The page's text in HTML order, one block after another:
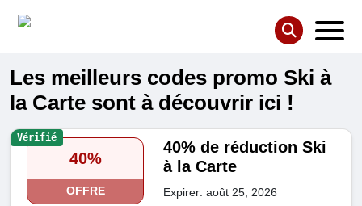
Les meilleurs codes promo Ski à
la Carte sont à découvrir ici !
40%
OFFRE
40% de réduction Ski
à la Carte
Expirer: août 25, 2026
Vérifié